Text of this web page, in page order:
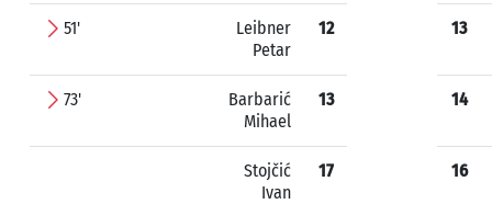
51'
Leibner
Petar
12
73'
Barbarić
Mihael
13
Stojčić
Ivan
17
13
14
16